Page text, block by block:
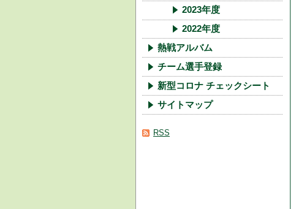
2023年度
2022年度
熱戦アルバム
チーム選手登録
新型コロナ チェックシート
サイトマップ
RSS